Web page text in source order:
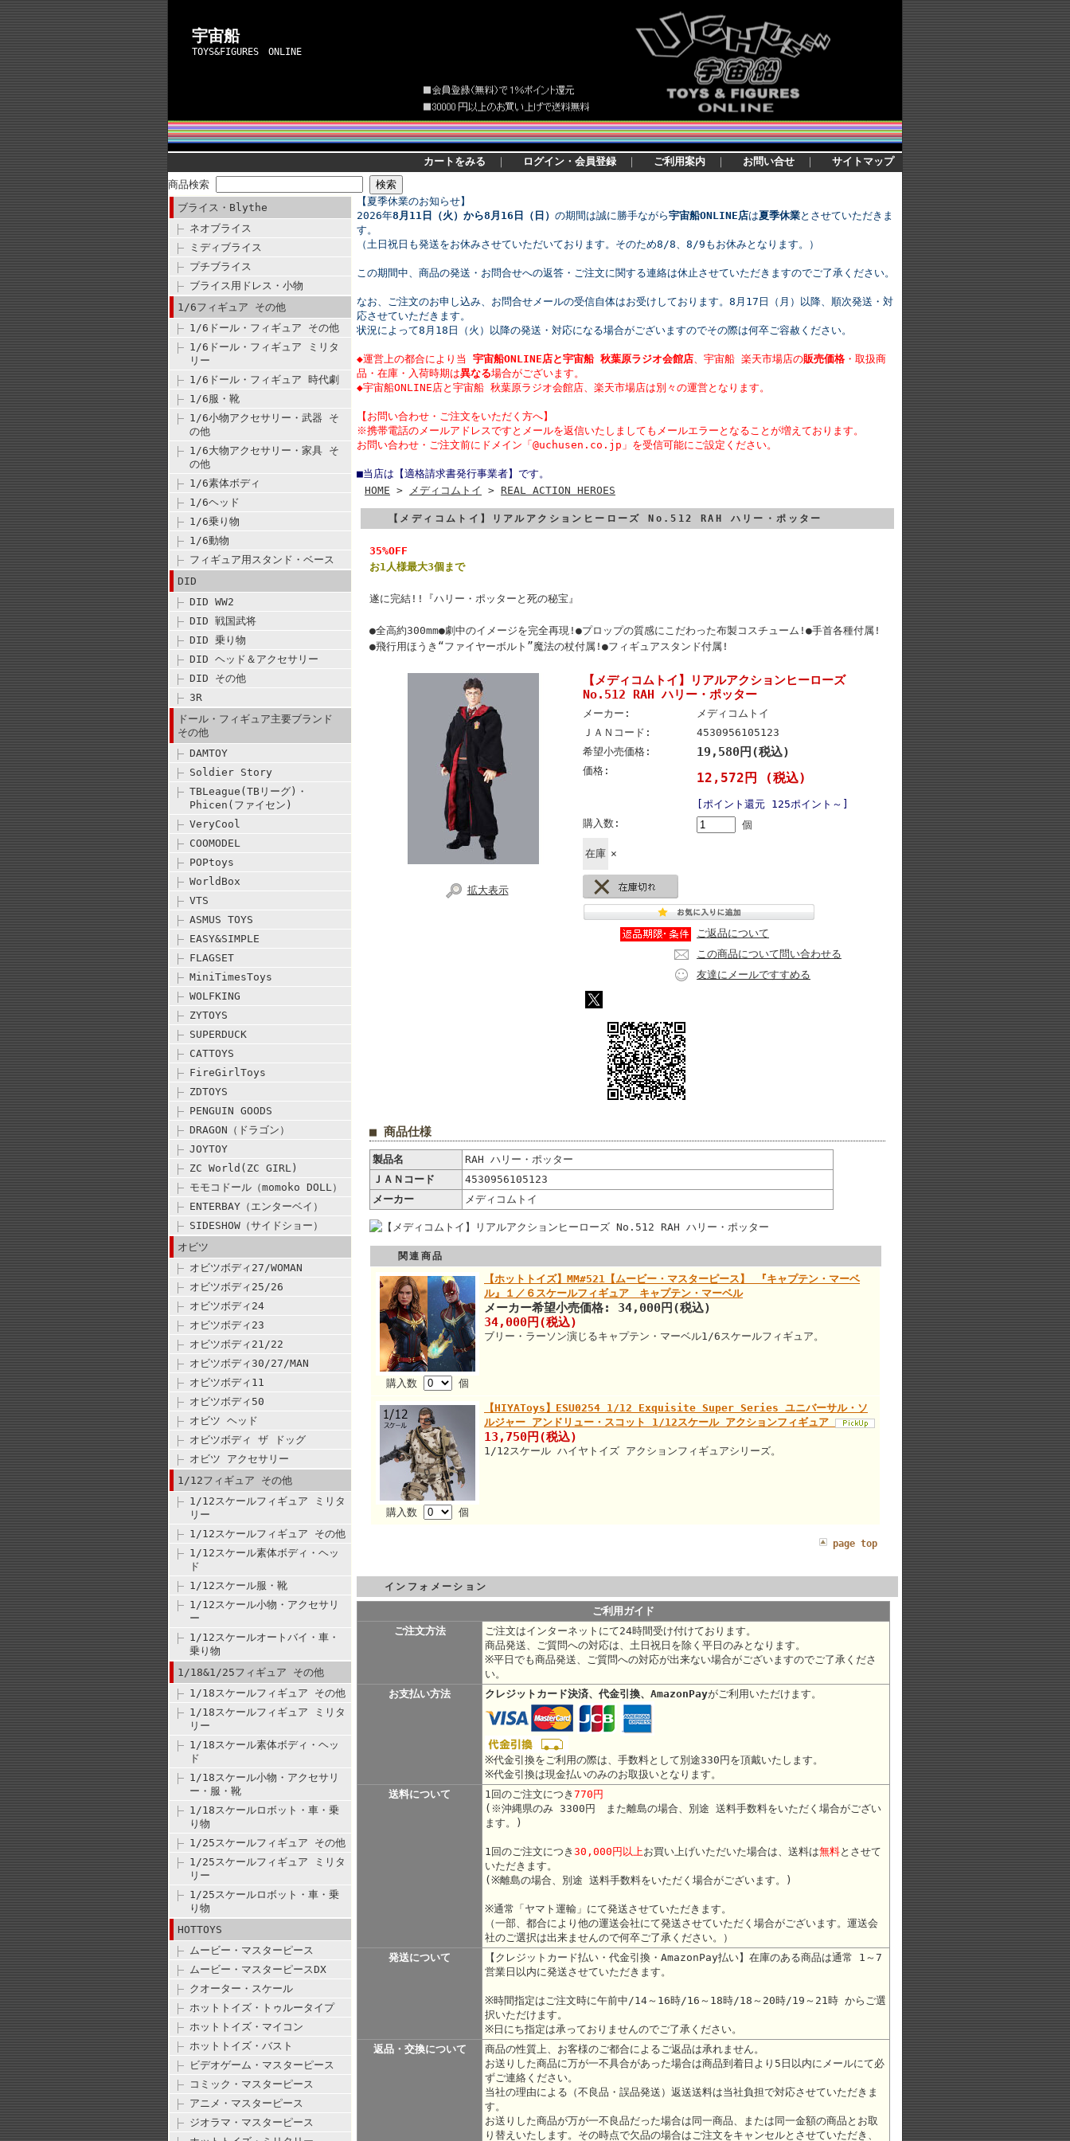
宇宙船
TOYS&FIGURES ONLINE
カートをみる ｜ ログイン・会員登録 ｜ ご利用案内 ｜ お問い合せ ｜
サイトマップ
商品検索
ブライス・Blythe
ネオブライス
ミディブライス
プチブライス
ブライス用ドレス・小物
1/6フィギュア その他
1/6ドール・フィギュア その他
1/6ドール・フィギュア ミリタ
リー
1/6ドール・フィギュア 時代劇
1/6服・靴
1/6小物アクセサリー・武器 そ
の他
1/6大物アクセサリー・家具 そ
の他
1/6素体ボディ
1/6ヘッド
1/6乗り物
1/6動物
フィギュア用スタンド・ベース
DID
DID WW2
DID 戦国武将
DID 乗り物
DID ヘッド＆アクセサリー
DID その他
3R
ドール・フィギュア主要ブランド
その他
DAMTOY
Soldier Story
TBLeague(TBリーグ)・
Phicen(ファイセン)
VeryCool
COOMODEL
POPtoys
WorldBox
VTS
ASMUS TOYS
EASY&SIMPLE
FLAGSET
MiniTimesToys
WOLFKING
ZYTOYS
SUPERDUCK
CATTOYS
FireGirlToys
ZDTOYS
PENGUIN GOODS
DRAGON（ドラゴン）
JOYTOY
ZC World(ZC GIRL)
モモコドール（momoko DOLL）
ENTERBAY（エンターベイ）
SIDESHOW（サイドショー）
オビツ
オビツボディ27/WOMAN
オビツボディ25/26
オビツボディ24
オビツボディ23
オビツボディ21/22
オビツボディ30/27/MAN
オビツボディ11
オビツボディ50
オビツ ヘッド
オビツボディ ザ ドッグ
オビツ アクセサリー
1/12フィギュア その他
1/12スケールフィギュア ミリタ
リー
1/12スケールフィギュア その他
1/12スケール素体ボディ・ヘッ
ド
1/12スケール服・靴
1/12スケール小物・アクセサリ
ー
1/12スケールオートバイ・車・
乗り物
1/18&1/25フィギュア その他
1/18スケールフィギュア その他
1/18スケールフィギュア ミリタ
リー
1/18スケール素体ボディ・ヘッ
ド
1/18スケール小物・アクセサリ
ー・服・靴
1/18スケールロボット・車・乗
り物
1/25スケールフィギュア その他
1/25スケールフィギュア ミリタ
リー
1/25スケールロボット・車・乗
り物
HOTTOYS
ムービー・マスターピース
ムービー・マスターピースDX
クオーター・スケール
ホットトイズ・トゥルータイプ
ホットトイズ・マイコン
ホットトイズ・バスト
ビデオゲーム・マスターピース
コミック・マスターピース
アニメ・マスターピース
ジオラマ・マスターピース
【夏季休業のお知らせ】
2026年8月11日（火）から8月16日（日） の期間は誠に勝手ながら宇宙船ONLINE店は夏季休業とさせていただきま
す。
（土日祝日も発送をお休みさせていただいております。そのため8/8、8/9もお休みとなります。）
この期間中、商品の発送・お問合せへの返答・ご注文に関する連絡は休止させていただきますのでご了承ください。
なお、ご注文のお申し込み、お問合せメールの受信自体はお受けしております。8月17日（月）以降、順次発送・対
応させていただきます。
状況によって8月18日（火）以降の発送・対応になる場合がございますのでその際は何卒ご容赦ください。
◆運営上の都合により当 宇宙船ONLINE店と宇宙船 秋葉原ラジオ会館店、宇宙船 楽天市場店の販売価格 ・取扱商
品・在庫・入荷時期は異なる場合がございます。
◆宇宙船ONLINE店と宇宙船 秋葉原ラジオ会館店、楽天市場店は別々の運営となります。
【 お問い合わせ・ ご注文をいただく方へ】
※携帯電話のメールアドレスですとメールを返信いたしましてもメールエラーとなることが増えております。
お問い合わせ・ご注文前にドメイン「@uchusen.co.jp」を受信可能にご設定ください。
■当店は【適格請求書発行事業者】です。
HOME > メディコムトイ > REAL ACTION HEROES
【メディコムトイ】リアルアクションヒーローズ No.512 RAH ハリー・ポッター
35%OFF
お1人様最大3個まで
遂に完結!!『ハリー・ポッターと死の秘宝』
●全高約300mm●劇中のイメージを完全再現!●プロップの質感にこだわった布製コスチューム!●手首各種付属!
●飛行用ほうき“ファイヤーボルト”魔法の杖付属!●フィギュアスタンド付属!
拡大表示
【メディコムトイ】リアルアクションヒーローズ
No.512 RAH ハリー・ポッター
メーカー:
メディコムトイ
ＪＡＮコード:
4530956105123
希望小売価格:
19,580円(税込)
価格: 12,572円 (税込)
[ポイント還元 125ポイント～]
購入数:
個
在庫 ×
ご返品について
この商品について問い合わせる
友達にメールですすめる
■ 商品仕様
製品名
RAH ハリー・ポッター
ＪＡＮコード
4530956105123
メーカー
メディコムトイ
関連商品
購入数 個
【ホットトイズ】MM#521【ムービー・マスターピース】 『キャプテン・マーベ
ル』１／６スケールフィギュア キャプテン・マーベル
メーカー希望小売価格: 34,000円(税込)
34,000円(税込)
ブリー・ラーソン演じるキャプテン・マーベル1/6スケールフィギュア。
購入数 個
【HIYAToys】ESU0254 1/12 Exquisite Super Series ユニバーサル・ソ
ルジャー アンドリュー・スコット 1/12スケール アクションフィギュア
13,750円(税込)
1/12スケール ハイヤトイズ アクションフィギュアシリーズ。
page top
インフォメーション
ご利用ガイド
ご注文方法
ご注文はインターネットにて24時間受け付けております。
商品発送、ご質問への対応は、土日祝日を除く平日のみとなります。
※平日でも商品発送、ご質問への対応が出来ない場合がございますのでご了承くださ
い。
お支払い方法
クレジットカード決済、代金引換、AmazonPayがご利用いただけます。
※代金引換をご利用の際は、手数料として別途330円を頂戴いたします。
※代金引換は現金払いのみのお取扱いとなります。
送料について
1回のご注文につき 770円
(※沖縄県のみ 3300円 また離島の場合、別途 送料手数料をいただく場合がござい
ます。)
1回のご注文につき 30,000円以上お買い上げいただいた場合は、送料は無料とさせて
いただきます。
(※離島の場合、別途 送料手数料をいただく場合がございます。)
※通常「ヤマト運輸」にて発送させていただきます。
（一部、都合により他の運送会社にて発送させていただく場合がございます。運送会
社のご選択は出来ませんので何卒ご了承ください。）
発送について
【クレジットカード払い・代金引換・AmazonPay払い】在庫のある商品は通常 1～7
営業日以内に発送させていただきます。
※時間指定はご注文時に午前中/14～16時/16～18時/18～20時/19～21時 からご選
択いただけます。
※日にち指定は承っておりませんのでご了承ください。
返品・交換について
商品の性質上、お客様のご都合によるご返品は承れません。
お送りした商品に万が一不具合があった場合は商品到着日より5日以内にメールにて必
ずご連絡ください。
当社の理由による（不良品・誤品発送）返送送料は当社負担で対応させていただきま
す。
お送りした商品が万が一不良品だった場合は同一商品、または同一金額の商品とお取
り替えいたします。その時点で欠品の場合はご注文をキャンセルとさせていただき、